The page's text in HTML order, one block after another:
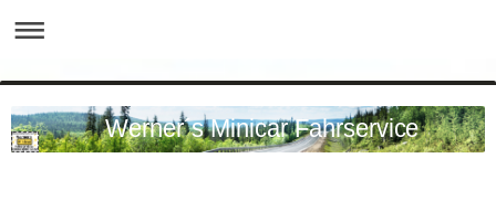
Werner´s Minicar Fahrservice